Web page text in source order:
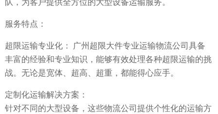
队，为客户提供全方位的大型设备运输服务。
服务特点：
超限运输专业化： 广州超限大件专业运输物流公司具备
丰富的经验和专业知识，能够有效处理各种超限运输的挑
战。无论是宽体、超高、超重，都能得心应手。
定制化运输解决方案：
针对不同的大型设备，这些物流公司提供个性化的运输方